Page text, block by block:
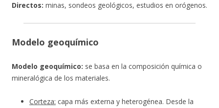
Directos: minas, sondeos geológicos, estudios en orógenos.
Modelo geoquímico
Modelo geoquímico: se basa en la composición química o
mineralógica de los materiales.
Corteza: capa más externa y heterogénea. Desde la